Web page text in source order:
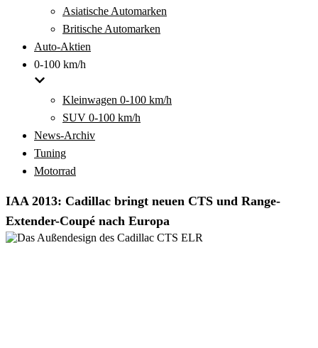
Asiatische Automarken
Britische Automarken
Auto-Aktien
0-100 km/h
Kleinwagen 0-100 km/h
SUV 0-100 km/h
News-Archiv
Tuning
Motorrad
IAA 2013: Cadillac bringt neuen CTS und Range-
Extender-Coupé nach Europa